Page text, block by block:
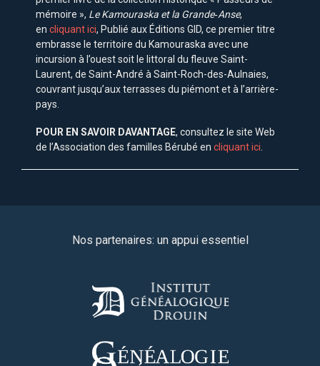
mémoire », Le Kamouraska et la Grande‑Anse,
en cliquant ici, Publié aux Éditions GID, ce premier titre
embrasse le territoire du Kamouraska avec une
incursion à l’ouest soit le littoral du fleuve Saint-
Laurent, de Saint-André à Saint-Roch-des-Aulnaies,
couvrant jusqu’aux terrasses du piémont et à l’arrière-
pays.
POUR EN SAVOIR DAVANTAGE, consultez le site Web
de l’Association des familles Bérubé en cliquant ici.
Nos partenaires: un appui essentiel